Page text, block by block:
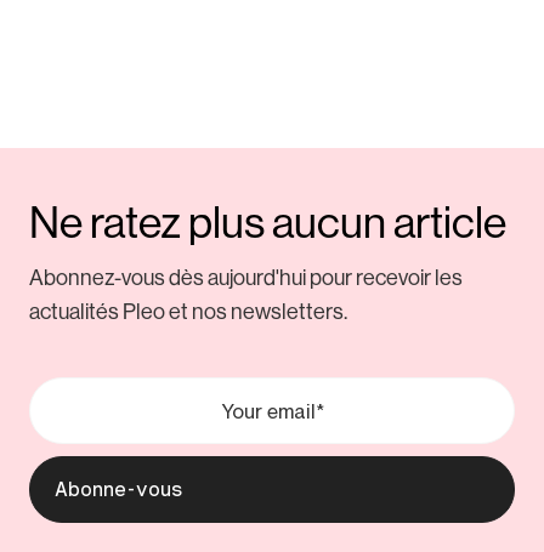
Ne ratez plus aucun article
Abonnez-vous dès aujourd'hui pour recevoir les
actualités Pleo et nos newsletters.